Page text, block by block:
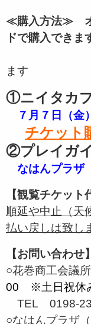
≪購入方法≫ オ
ドで購入できま
※1人につ
ます
①ニイタカ
７月７日（
チケット
②プレイガ
なはんプラザ
【観覧チケット
順延や中止（天
払い戻しは致し
【お問い合わせ】
○花巻商工会議
00 ※土日祝休
TEL 0198-
○なはんプラザ（